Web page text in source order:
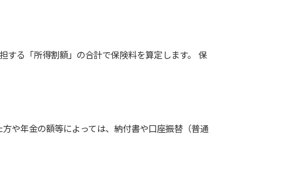
する「所得割額」の合計で保険料を算定します。 保
や年金の額等によっては、納付書や口座振替（普通